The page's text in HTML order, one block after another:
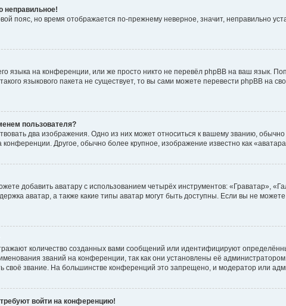
неправильное!
пояс, но время отображается по-прежнему неверное, значит, неправильно
языка на конференции, или же просто никто не перевёл phpBB на ваш язык.
языкового пакета не существует, то вы сами можете перевести phpBB
пользователя?
два изображения. Одно из них может относиться к вашему званию,
Другое, обычно более крупное, изображение известно как
добавить аватару с использованием четырёх инструментов: «Граватар»,
аватар, а также какие типы аватар могут быть доступны. Если вы не
количество созданных вами сообщений или идентифицируют
званий на конференции, так как они установлены её
своё звание. На большинстве конференций это запрещено, и модератор или
войти на конференцию!